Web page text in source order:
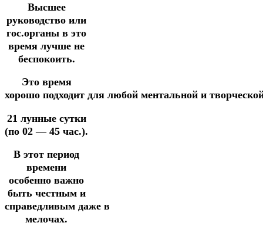
Высшее
руководство или
гос.органы в это
время лучше не
беспокоить.
Это время
хорошо подходит для любой ментальной и
21 лунные сутки
(по 02 — 45 час.).
В этот период
времени
особенно важно
быть честным и
справедливым даже в
мелочах.